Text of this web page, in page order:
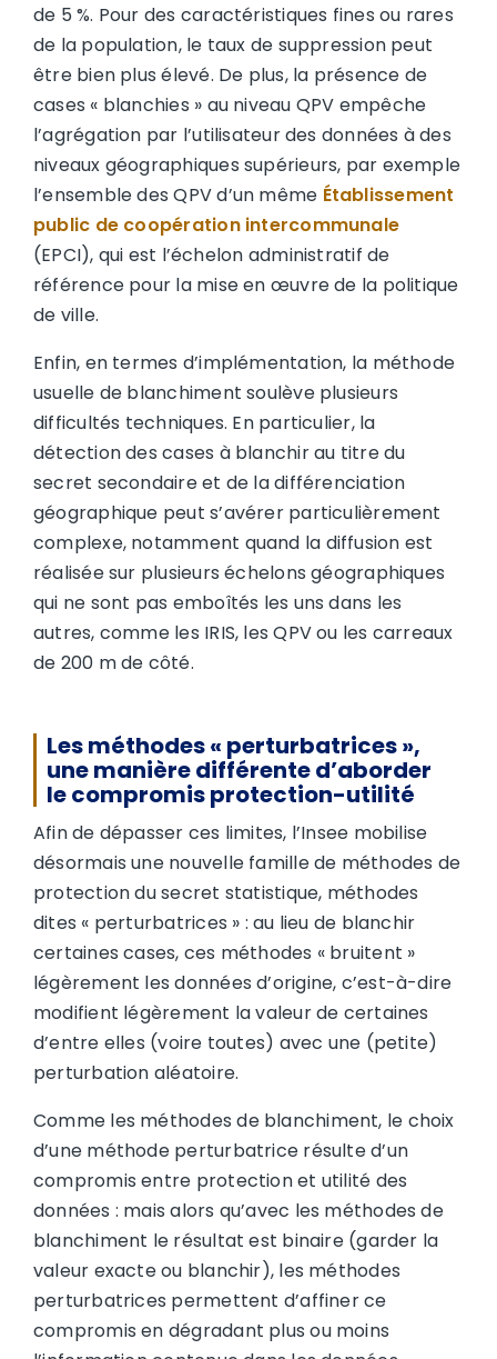
de 5 %. Pour des caractéristiques fines ou rares
de la population, le taux de suppression peut
être bien plus élevé. De plus, la présence de
cases « blanchies » au niveau QPV empêche
l’agrégation par l’utilisateur des données à des
niveaux géographiques supérieurs, par exemple
l’ensemble des QPV d’un même Établissement
public de coopération intercommunale
(EPCI), qui est l’échelon administratif de
référence pour la mise en œuvre de la politique
de ville.
Enfin, en termes d’implémentation, la méthode
usuelle de blanchiment soulève plusieurs
difficultés techniques. En particulier, la
détection des cases à blanchir au titre du
secret secondaire et de la différenciation
géographique peut s’avérer particulièrement
complexe, notamment quand la diffusion est
réalisée sur plusieurs échelons géographiques
qui ne sont pas emboîtés les uns dans les
autres, comme les IRIS, les QPV ou les carreaux
de 200 m de côté.
Les méthodes « perturbatrices »,
une manière différente d’aborder
le compromis protection-utilité
Afin de dépasser ces limites, l’Insee mobilise
désormais une nouvelle famille de méthodes de
protection du secret statistique, méthodes
dites « perturbatrices » : au lieu de blanchir
certaines cases, ces méthodes « bruitent »
légèrement les données d’origine, c’est-à-dire
modifient légèrement la valeur de certaines
d’entre elles (voire toutes) avec une (petite)
perturbation aléatoire.
Comme les méthodes de blanchiment, le choix
d’une méthode perturbatrice résulte d’un
compromis entre protection et utilité des
données : mais alors qu’avec les méthodes de
blanchiment le résultat est binaire (garder la
valeur exacte ou blanchir), les méthodes
perturbatrices permettent d’affiner ce
compromis en dégradant plus ou moins